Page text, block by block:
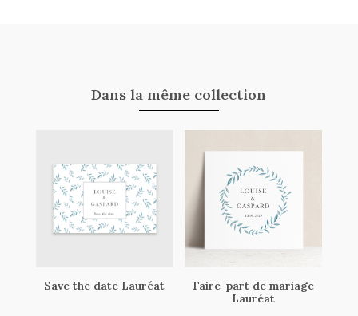
Dans la même collection
Save the date Lauréat
Faire-part de mariage
Lauréat